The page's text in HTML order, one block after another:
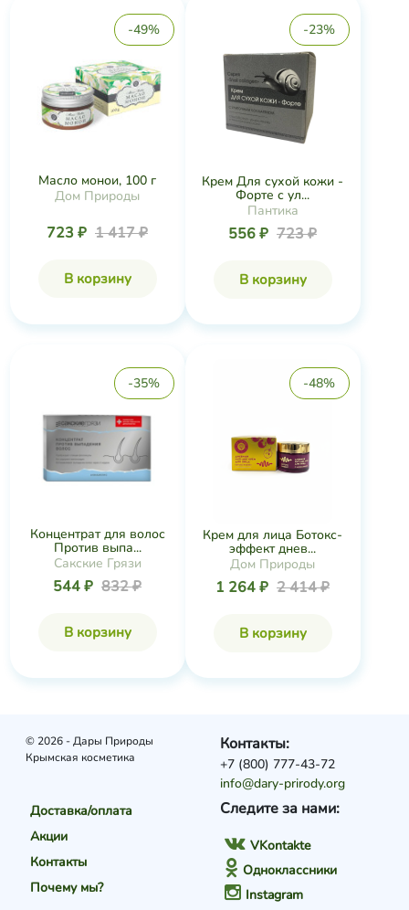
-49%
Масло монои, 100 г
Дом Природы
723 ₽ 1 417 ₽
В корзину
-23%
Крем Для сухой кожи -
Форте с ул...
Пантика
556 ₽ 723 ₽
В корзину
-35%
Концентрат для волос
Против выпа...
Сакские Грязи
544 ₽ 832 ₽
В корзину
-48%
Крем для лица Ботокс-
эффект днев...
Дом Природы
1 264 ₽ 2 414 ₽
В корзину
© 2026 - Дары Природы
Крымская косметика
Доставка/оплата
Акции
Контакты
Почему мы?
Следите за нами:
VKontakte
Одноклассники
Instagram
Контакты:
+7 (800) 777-43-72
info@dary-prirody.org